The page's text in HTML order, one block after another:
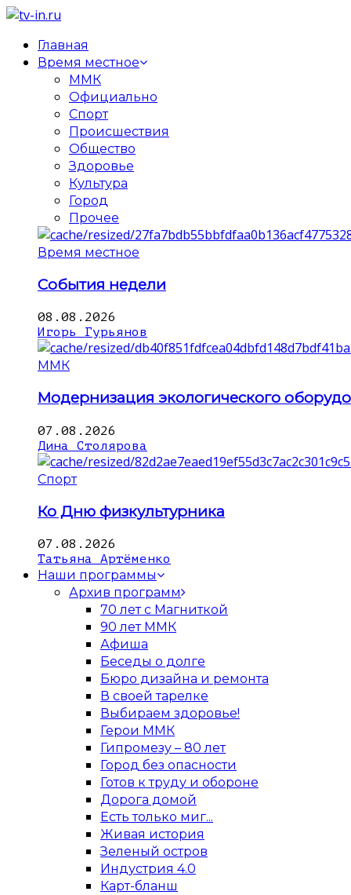
Главная
Время местное
ММК
Официально
Спорт
Происшествия
Общество
Здоровье
Культура
Город
Прочее
Время местное
События недели
08.08.2026
Игорь Гурьянов
ММК
Модернизация экологического
07.08.2026
Дина Столярова
Спорт
Ко Дню физкультурника
07.08.2026
Татьяна Артёменко
Наши программы
Архив программ
70 лет с Магниткой
90 лет ММК
Афиша
Беседы о долге
Бюро дизайна и ремонта
В своей тарелке
Выбираем здоровье!
Герои ММК
Гипромезу – 80 лет
Город без опасности
Готов к труду и обороне
Дорога домой
Есть только миг...
Живая история
Зеленый остров
Индустрия 4.0
Карт-бланш